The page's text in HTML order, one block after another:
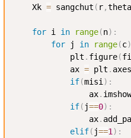
    Xk
= sangchut ( r,theta
for i in range(n) :
for j in range(c)
            plt
. figure(
            ax
= plt . axes
if(misi) :
                ax
. imshow
if( j==0) :
                ax
.
elif( j==1) :